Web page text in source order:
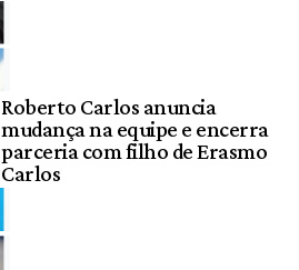
Roberto Carlos anuncia
mudança na equipe e encerra
parceria com filho de Erasmo
Carlos